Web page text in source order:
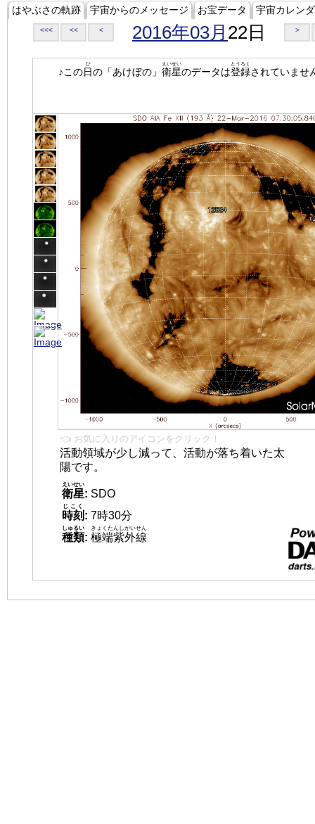
はやぶさの軌跡 宇宙からのメッセージ お宝データ 宇宙カレン
<<< << < 2016年03月 22日 >
♪この日
ひ
の「あけぼの」 衛星
えいせい
のデータは登録
とうろく
されていませ
👈 お気に入りのアイコンをクリック！
活動領域が少し減って、活動が落ち着いた太
陽です。
衛星
えいせい
: SDO
時刻
じこく
: 7時30分
種類
しゅるい
: 極端紫外線
きょくたんしがいせん